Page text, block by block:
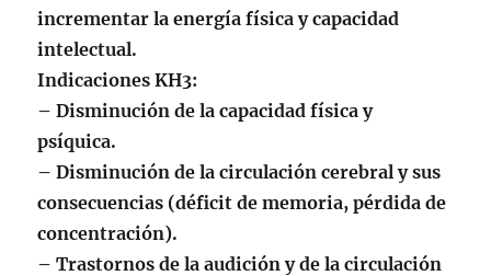
incrementar la energía física y capacidad
intelectual.
Indicaciones KH3:
– Disminución de la capacidad física y
psíquica.
– Disminución de la circulación cerebral y sus
consecuencias (déficit de memoria, pérdida de
concentración).
– Trastornos de la audición y de la circulación